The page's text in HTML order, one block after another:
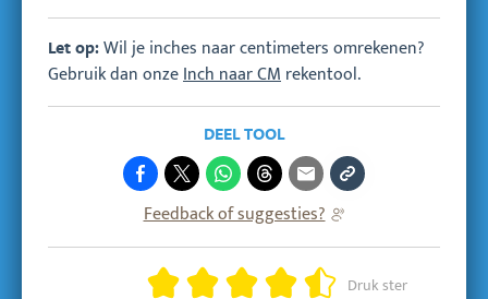
Let op:Wil je inches naar centimeters omrekenen?
Gebruik dan onzeInch naar CMrekentool.
DEEL TOOL
Feedback of suggesties?
Druk ster